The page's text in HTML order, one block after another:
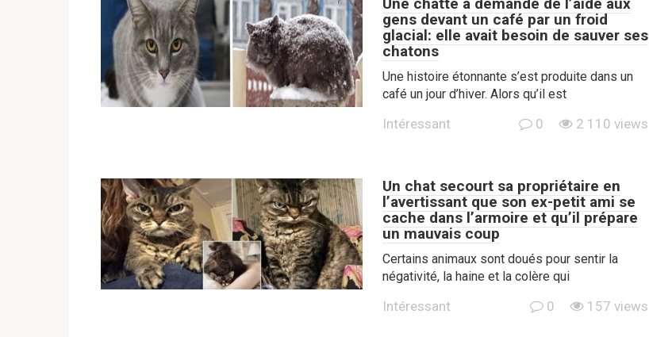
gens devant un café par un froid
glacial: elle avait besoin de sauver ses
chatons
Une histoire étonnante s’est produite dans un
café un jour d’hiver. Alors qu’il est
Intéressant 0 2 110 views
Un chat secourt sa propriétaire en
l’avertissant que son ex-petit ami se
cache dans l’armoire et qu’il prépare
un mauvais coup
Certains animaux sont doués pour sentir la
négativité, la haine et la colère qui
Intéressant 0 157 views